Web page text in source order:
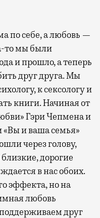
по себе, а любовь —
то мы были
и прошло, а теперь
друг друга. Мы
к сексологу и
книги. Начиная от
Гэри Чепмена и
и ваша семья»
через голову,
дорогие
в нас обоих.
эффекта, но на
любовь
друг